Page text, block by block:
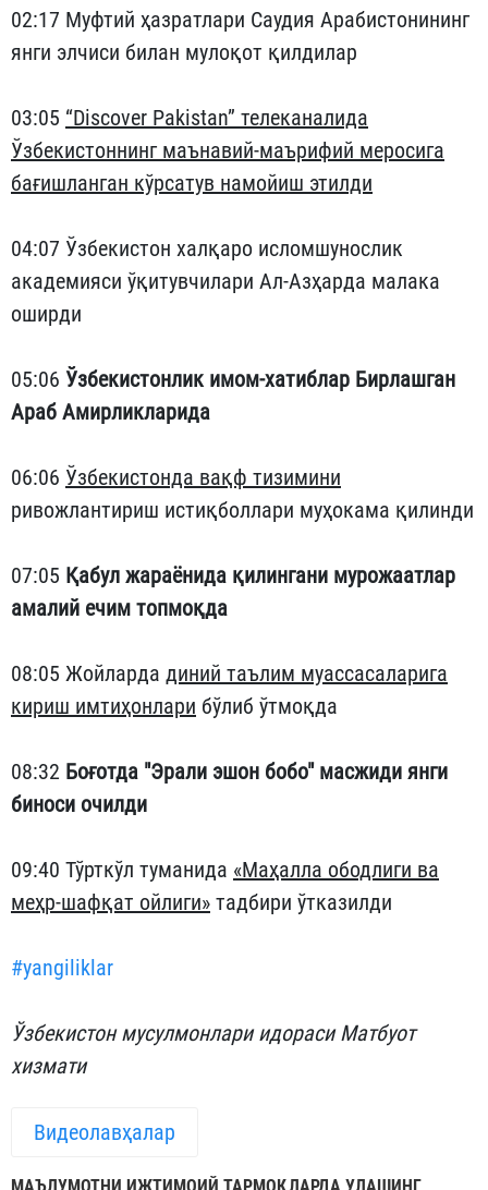
02:17 Муфтий ҳазратлари Саудия Арабистонининг
янги элчиси билан мулоқот қилдилар
03:05 “Discover Pakistan” телеканалида
Ўзбекистоннинг маънавий-маърифий меросига
бағишланган кўрсатув намойиш этилди
04:07 Ўзбекистон халқаро исломшунослик
академияси ўқитувчилари Ал-Азҳарда малака
оширди
05:06 Ўзбекистонлик имом-хатиблар Бирлашган
Араб Амирликларида
06:06 Ўзбекистонда вақф тизимини
ривожлантириш истиқболлари муҳокама қилинди
07:05 Қабул жараёнида қилингани мурожаатлар
амалий ечим топмоқда
08:05 Жойларда диний таълим муассасаларига
кириш имтиҳонлари бўлиб ўтмоқда
08:32 Боғотда "Эрали эшон бобо" масжиди янги
биноси очилди
09:40 Тўрткўл туманида «Маҳалла ободлиги ва
меҳр-шафқат ойлиги» тадбири ўтказилди
#yangiliklar
Ўзбекистон мусулмонлари идораси Матбуот
хизмати
Видеолавҳалар
МАЪЛУМОТНИ ИЖТИМОИЙ ТАРМОҚЛАРДА УЛАШИНГ